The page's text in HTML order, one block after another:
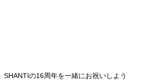
SHANTIの16周年を一緒にお祝いしよう